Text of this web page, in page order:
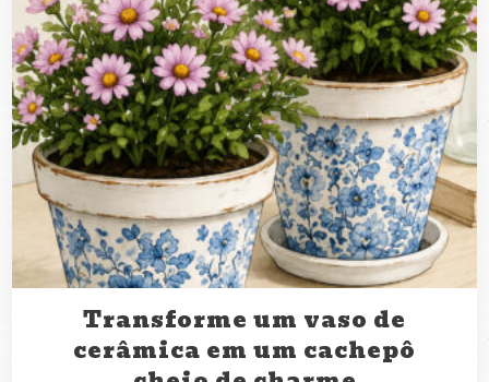
Transforme um vaso de
cerâmica em um cachepô